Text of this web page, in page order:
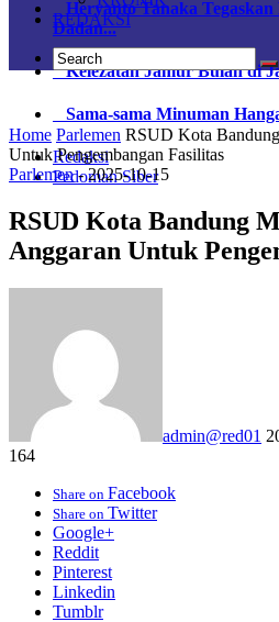
Heryanto Tanaka Tegaskan
Dadan...
Kelezatan Jamur Bulan di
Sama-sama Minuman
Redaksi
Pedoman Siber
REDAKSI
Home Parlemen RSUD Kota
Untuk Pengembangan Fasilitas
Parlemen-2025-10-15
RSUD Kota Bandung
Anggaran Untuk
admin@red01
164
Share on Facebook
Share on Twitter
Google+
Reddit
Pinterest
Linkedin
Tumblr